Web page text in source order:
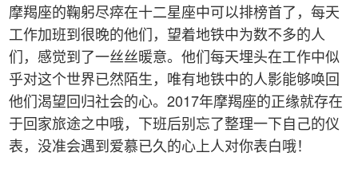
摩羯座的鞠躬尽瘁在十二星座中可以排榜首了，每天
工作加班到很晚的他们，望着地铁中为数不多的人
们，感觉到了一丝丝暖意。他们每天埋头在工作中似
乎对这个世界已然陌生，唯有地铁中的人影能够唤回
他们渴望回归社会的心。2017年摩羯座的正缘就存在
于回家旅途之中哦，下班后别忘了整理一下自己的仪
表，没准会遇到爱慕已久的心上人对你表白哦！